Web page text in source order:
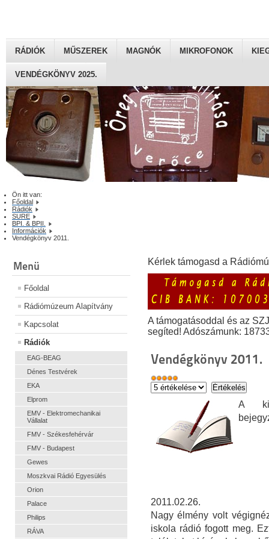
RÁDIÓK MŰSZEREK MAGNÓK MIKROFONOK
VENDÉGKÖNYV 2025.
Ön itt van:
Főoldal
Rádiók
SURE
BPI. & BPII.
Információk
Vendégkönyv 2011.
Menü
Főoldal
Rádiómúzeum Alapítvány
Kapcsolat
Rádiók
EAG-BEAG
Dénes Testvérek
EKA
Elprom
EMV - Elektromechanikai
Vállalat
FMV - Székesfehérvár
FMV - Budapest
Gewes
Moszkvai Rádió Egyesülés
Orion
Palace
Philips
RÁVA
Kérlek támogasd a
A támogatásoddal és az
segíted! Adószámunk:
Vendégkönyv 2011.
A
2011.02.26.
Nagy élmény volt
iskola rádió fogott meg.